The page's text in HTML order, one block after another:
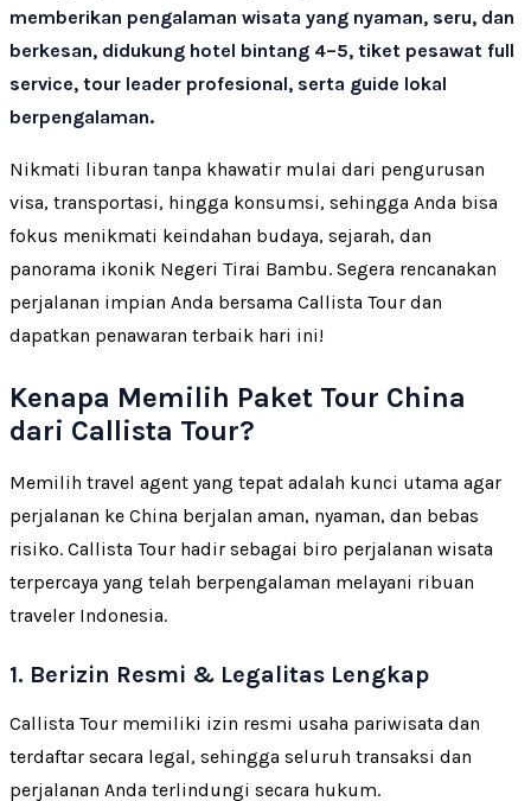
memberikan pengalaman wisata yang nyaman, seru, dan
berkesan, didukung hotel bintang 4–5, tiket pesawat full
service, tour leader profesional, serta guide lokal
berpengalaman.
Nikmati liburan tanpa khawatir mulai dari pengurusan
visa, transportasi, hingga konsumsi, sehingga Anda bisa
fokus menikmati keindahan budaya, sejarah, dan
panorama ikonik Negeri Tirai Bambu. Segera rencanakan
perjalanan impian Anda bersama Callista Tour dan
dapatkan penawaran terbaik hari ini!
Kenapa Memilih Paket Tour China
dari Callista Tour?
Memilih travel agent yang tepat adalah kunci utama agar
perjalanan ke China berjalan aman, nyaman, dan bebas
risiko. Callista Tour hadir sebagai biro perjalanan wisata
terpercaya yang telah berpengalaman melayani ribuan
traveler Indonesia.
1. Berizin Resmi & Legalitas Lengkap
Callista Tour memiliki izin resmi usaha pariwisata dan
terdaftar secara legal, sehingga seluruh transaksi dan
perjalanan Anda terlindungi secara hukum.